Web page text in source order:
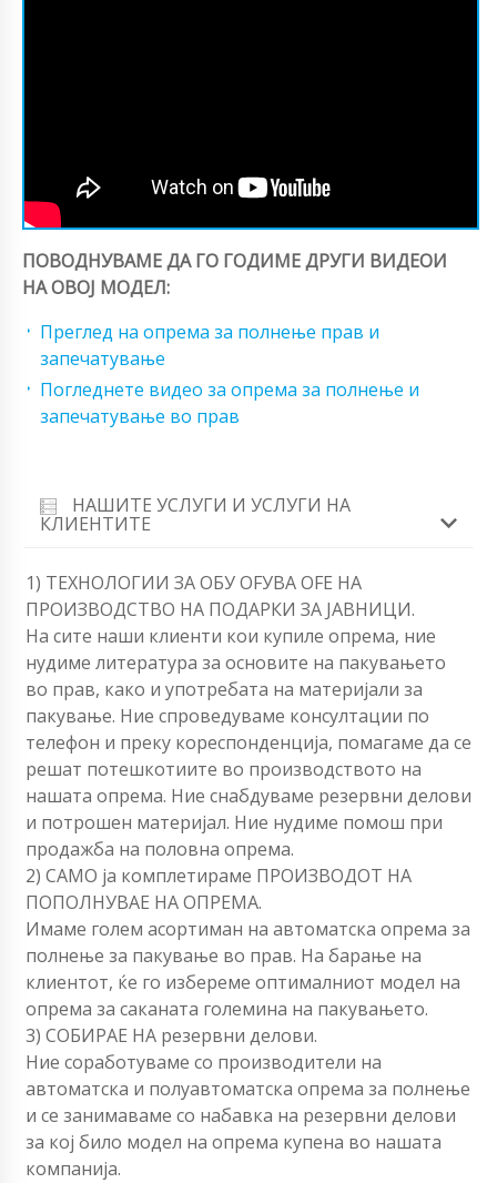
ПОВОДНУВАМЕ ДА ГО ГОДИМЕ ДРУГИ ВИДЕОИ
НА ОВОЈ МОДЕЛ:
Преглед на опрема за полнење прав и
запечатување
Погледнете видео за опрема за полнење и
запечатување во прав
НАШИТЕ УСЛУГИ И УСЛУГИ НА
КЛИЕНТИТЕ
1) ТЕХНОЛОГИИ ЗА ОБУ OFУВА OFЕ НА
ПРОИЗВОДСТВО НА ПОДАРКИ ЗА ЈАВНИЦИ.
На сите наши клиенти кои купиле опрема, ние
нудиме литература за основите на пакувањето
во прав, како и употребата на материјали за
пакување. Ние спроведуваме консултации по
телефон и преку кореспонденција, помагаме да се
решат потешкотиите во производството на
нашата опрема. Ние снабдуваме резервни делови
и потрошен материјал. Ние нудиме помош при
продажба на половна опрема.
2) САМО ја комплетираме ПРОИЗВОДОТ НА
ПОПОЛНУВАЕ НА ОПРЕМА.
Имаме голем асортиман на автоматска опрема за
полнење за пакување во прав. На барање на
клиентот, ќе го избереме оптималниот модел на
опрема за саканата големина на пакувањето.
3) СОБИРАЕ НА резервни делови.
Ние соработуваме со производители на
автоматска и полуавтоматска опрема за полнење
и се занимаваме со набавка на резервни делови
за кој било модел на опрема купена во нашата
компанија.